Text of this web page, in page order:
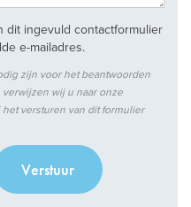
dit ingevuld contactformulier
e-mailadres.
zijn voor het beantwoorden
wij u naar onze
versturen van dit formulier
Verstuur